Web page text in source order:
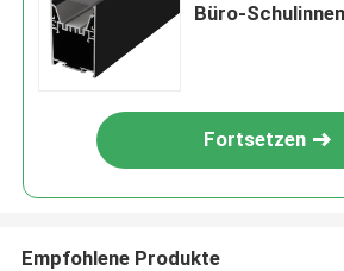
Büro-
Fortsetzen
Empfohlene Produkte